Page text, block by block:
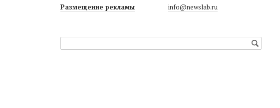
Размещение рекламы
info@newslab.ru